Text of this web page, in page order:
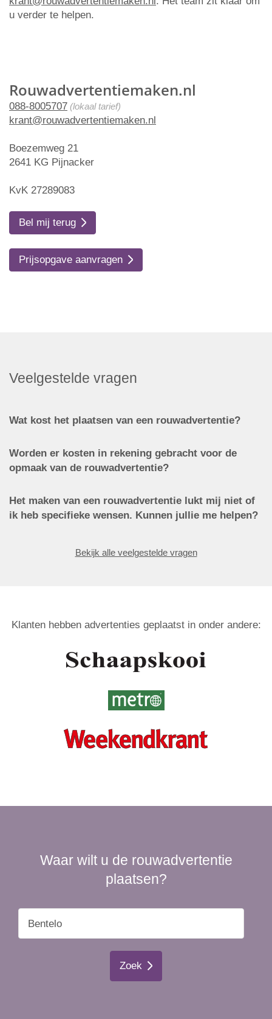
Rouwadvertentiemaken.nl
088-8005707 (lokaal tarief)
krant@rouwadvertentiemaken.nl
Boezemweg 21
2641 KG Pijnacker
KvK 27289083
Bel mij terug
Prijsopgave aanvragen
u verder te helpen.
Veelgestelde vragen
Wat kost het plaatsen van een rouwadvertentie?
Worden er kosten in rekening gebracht voor de
opmaak van de rouwadvertentie?
Het maken van een rouwadvertentie lukt mij niet of
ik heb specifieke wensen. Kunnen jullie me helpen?
Bekijk alle veelgestelde vragen
Klanten hebben advertenties geplaatst in onder andere:
Waar wilt u de rouwadvertentie
plaatsen?
Zoek